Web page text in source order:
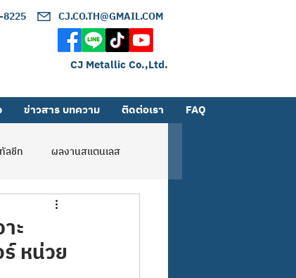
8225 CJ.CO.TH@GMAIL.COM
CJ Metallic Co.,Ltd.
ข่าวสาร บทความ ติดต่อเรา FAQ
ลชีท ผลงานสแตนเลส
ะ
หน่วย